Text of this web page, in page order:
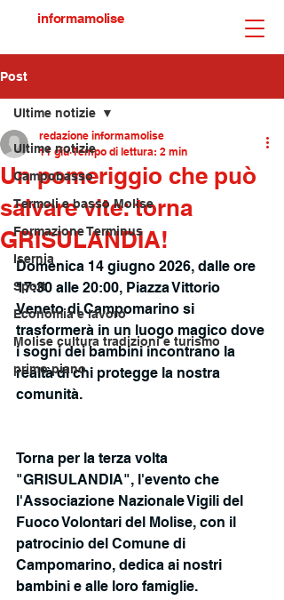
informamolise
Post
Ultime notizie
Campobasso
Termoli e basso Molise
Formazione Terminus
Isernia
Sport
Economia e lavoro
Molise cultura tradizioni e turismo
primo piano
Ultime notizie
Un pomeriggio che può
salvare vite: torna
GRISULANDIA!
redazione informamolise
11 giu Tempo di lettura: 2 min
Domenica 14 giugno 2026, dalle ore
17:30 alle 20:00, Piazza Vittorio
Veneto di Campomarino si
trasformerà in un luogo magico dove
i sogni dei bambini incontrano la
realtà di chi protegge la nostra
comunità.
Torna per la terza volta
"GRISULANDIA", l'evento che
l'Associazione Nazionale Vigili del
Fuoco Volontari del Molise, con il
patrocinio del Comune di
Campomarino, dedica ai nostri
bambini e alle loro famiglie.